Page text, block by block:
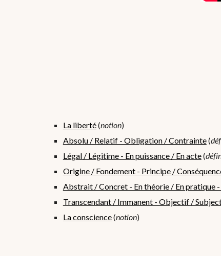
La liberté (notion)
Absolu / Relatif - Obligation / Contrainte (
Légal / Légitime - En puissance / En acte (
Origine / Fondement - Principe /
Abstrait / Concret - En théorie / En pratique
Transcendant / Immanent - Objectif /
La conscience (notion)